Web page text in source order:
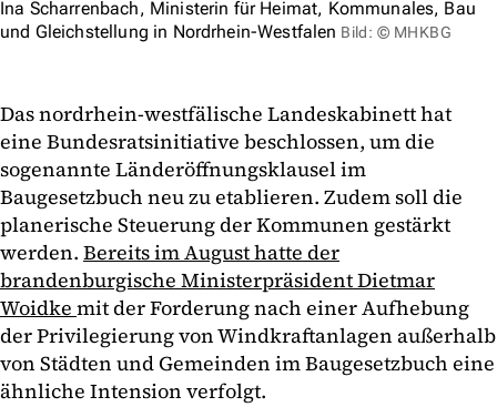
Ina Scharrenbach, Ministerin für Heimat, Kommunales, Bau
und Gleichstellung in Nordrhein-Westfalen Bild: © MHKBG
Das nordrhein-westfälische Landeskabinett hat
eine Bundesratsinitiative beschlossen, um die
sogenannte Länderöffnungsklausel im
Baugesetzbuch neu zu etablieren. Zudem soll die
planerische Steuerung der Kommunen gestärkt
werden. Bereits im August hatte der
brandenburgische Ministerpräsident Dietmar
Woidke mit der Forderung nach einer Aufhebung
der Privilegierung von Windkraftanlagen außerhalb
von Städten und Gemeinden im Baugesetzbuch eine
ähnliche Intension verfolgt.